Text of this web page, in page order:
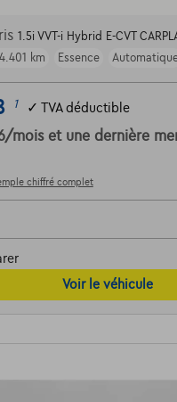
1.5i VVT-i Hybrid E-CVT
km Essence
1 ✓ TVA déductible
/mois et une dernière
chiffré complet
Voir le véhicule